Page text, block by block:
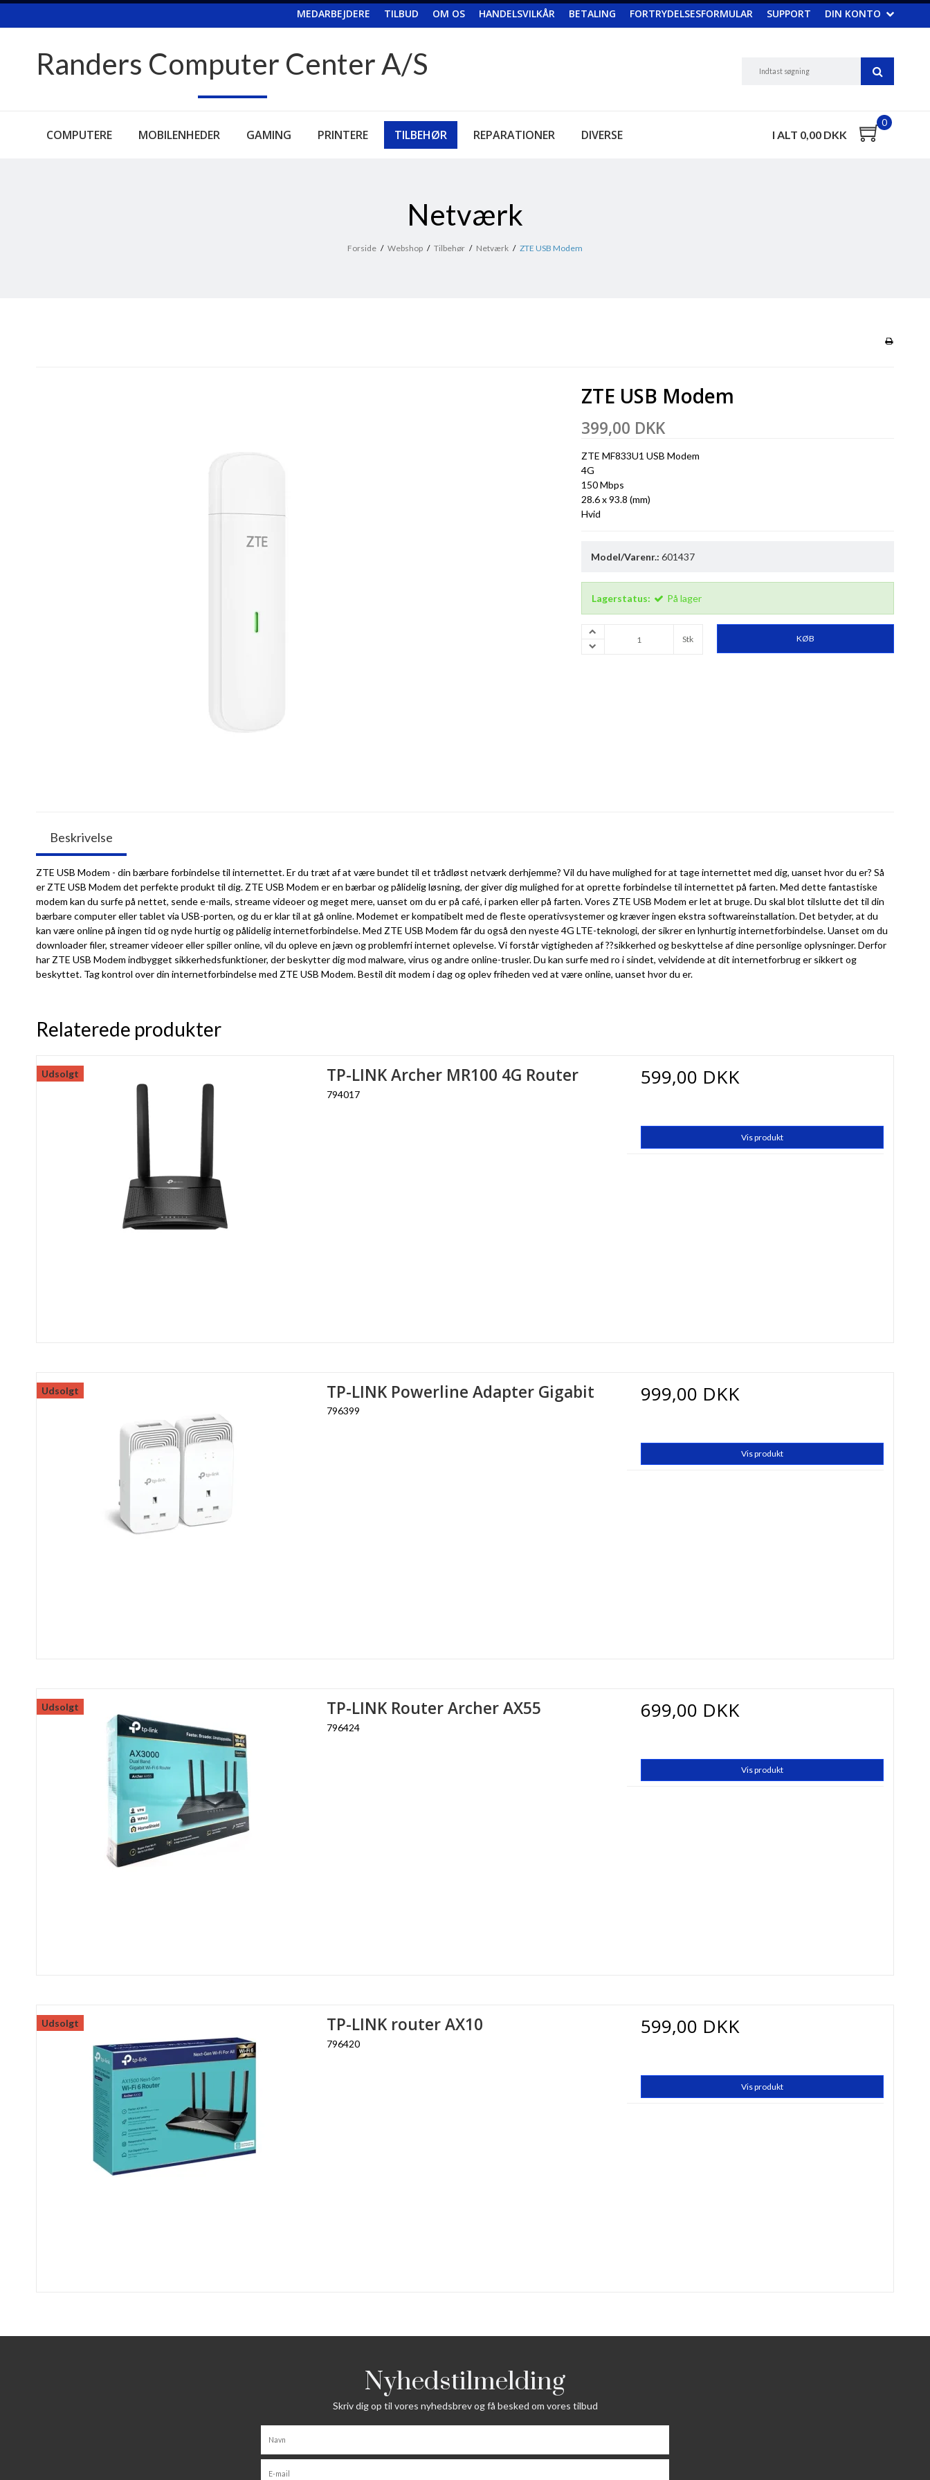
MEDARBEJDERE TILBUD OM OS HANDELSVILKÅR BETALING FORTRYDELSESFORMULAR SUPPORT DIN KONTO
Randers Computer Center A/S
COMPUTERE MOBILENHEDER GAMING PRINTERE TILBEHØR REPARATIONER DIVERSE I ALT 0,00 DKK
0
Netværk
Forside / Webshop / Tilbehør / Netværk / ZTE USB Modem
ZTE USB Modem
399,00 DKK
ZTE MF833U1 USB Modem
4G
150 Mbps
28.6 x 93.8 (mm)
Hvid
Model/Varenr.: 601437
Lagerstatus: På lager
Stk KØB
Beskrivelse
ZTE USB Modem - din bærbare forbindelse til internettet. Er du træt af at være bundet til et trådløst netværk derhjemme? Vil du have mulighed for at tage internettet med dig, uanset hvor du er? Så
er ZTE USB Modem det perfekte produkt til dig. ZTE USB Modem er en bærbar og pålidelig løsning, der giver dig mulighed for at oprette forbindelse til internettet på farten. Med dette fantastiske
modem kan du surfe på nettet, sende e-mails, streame videoer og meget mere, uanset om du er på café, i parken eller på farten. Vores ZTE USB Modem er let at bruge. Du skal blot tilslutte det til din
bærbare computer eller tablet via USB-porten, og du er klar til at gå online. Modemet er kompatibelt med de fleste operativsystemer og kræver ingen ekstra softwareinstallation. Det betyder, at du
kan være online på ingen tid og nyde hurtig og pålidelig internetforbindelse. Med ZTE USB Modem får du også den nyeste 4G LTE-teknologi, der sikrer en lynhurtig internetforbindelse. Uanset om du
downloader filer, streamer videoer eller spiller online, vil du opleve en jævn og problemfri internet oplevelse. Vi forstår vigtigheden af ??sikkerhed og beskyttelse af dine personlige oplysninger. Derfor
har ZTE USB Modem indbygget sikkerhedsfunktioner, der beskytter dig mod malware, virus og andre online-trusler. Du kan surfe med ro i sindet, velvidende at dit internetforbrug er sikkert og
beskyttet. Tag kontrol over din internetforbindelse med ZTE USB Modem. Bestil dit modem i dag og oplev friheden ved at være online, uanset hvor du er.
Relaterede produkter
Udsolgt TP-LINK Archer MR100 4G Router
794017
599,00 DKK
Vis produkt
Udsolgt TP-LINK Powerline Adapter Gigabit
796399
999,00 DKK
Vis produkt
Udsolgt TP-LINK Router Archer AX55
796424
699,00 DKK
Vis produkt
Udsolgt TP-LINK router AX10
796420
599,00 DKK
Vis produkt
Nyhedstilmelding
Skriv dig op til vores nyhedsbrev og få besked om vores tilbud